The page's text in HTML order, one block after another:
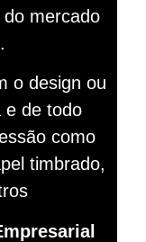
mercado
o design ou
e de todo
como
timbrado,